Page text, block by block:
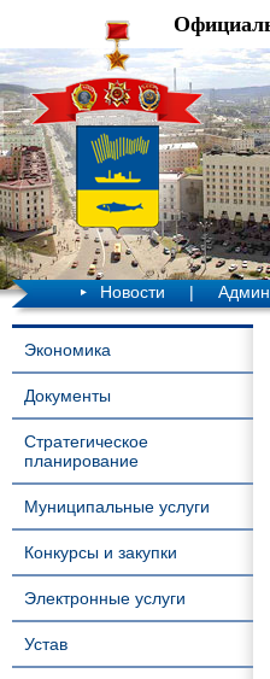
Новости |
Экономика
Документы
Стратегическое
планирование
Муниципальные услуги
Конкурсы и закупки
Электронные услуги
Устав